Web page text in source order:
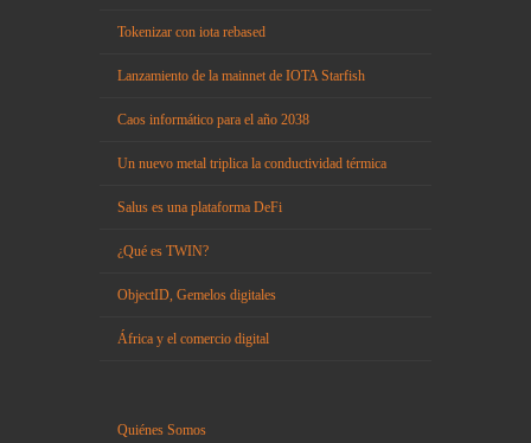
Tokenizar con iota rebased
Lanzamiento de la mainnet de IOTA Starfish
Caos informático para el año 2038
Un nuevo metal triplica la conductividad térmica
Salus es una plataforma DeFi
¿Qué es TWIN?
ObjectID, Gemelos digitales
África y el comercio digital
Quiénes Somos